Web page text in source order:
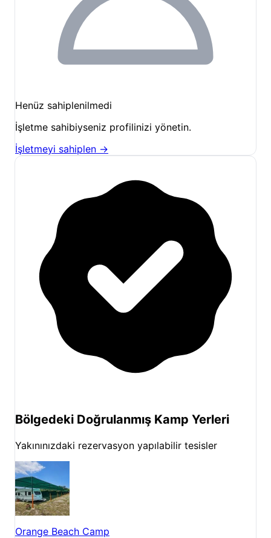
fazla rota bulunmaktadır. Magara, Left Cave ve
Trebenna gibi popüler sektörlere kampımızdan
yürüyerek ulaşmak mümkündür.
Doğa Yürüyüşü (Hiking):
Likya Yolu’nun bazı
manzaralar sunar.
Kamp alanımıza yakın konumdaki
Trebenna Antik Kenti kalıntılarını ziyaret ederek
bölgenin tarihi dokusunu yerinde
Akşamları ortak mutfakta veya
bar alanında düzenlenen gayriresmi sohbetler,
farklı kültürlerden insanlarla tanışmak ve tırmanış
tecrübelerini paylaşmak için harika bir ortam
yaratır.
Bölgedeki tırmanış sezonu özellikle Eylül ayında
başlayıp Mayıs sonuna kadar devam etmektedir. Kış
aylarında güneşli günlerin çokluğu, tırmanışçıların
burayı tercih etmesindeki en büyük etkendir.
doğa kampı
birleştirmek isteyen herkesi, sayfamızdaki
rezervasyon alanını kullanarak müsaitlik durumunu
Henüz sahiplenilmedi
İşletme sahibiyseniz profilinizi yönetin.
İşletmeyi sahiplen →
Bölgedeki Doğrulanmış Kamp Yerleri
Yakınınızdaki rezervasyon yapılabilir tesisler
Orange Beach Camp